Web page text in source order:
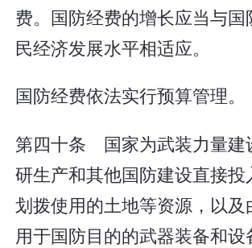
费。国防经费的增长应当与国
民经济发展水平相适应。
国防经费依法实行预算管理。
第四十条 国家为武装力量建
研生产和其他国防建设直接投
划拨使用的土地等资源，以及
用于国防目的的武器装备和设